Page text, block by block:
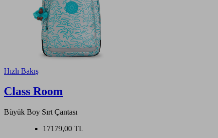
Hızlı Bakış
Class Room
Büyük Boy Sırt Çantası
17179,00 TL